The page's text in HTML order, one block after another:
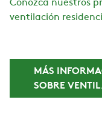
Conozca nuestros
ventilación
MÁS
SOBRE